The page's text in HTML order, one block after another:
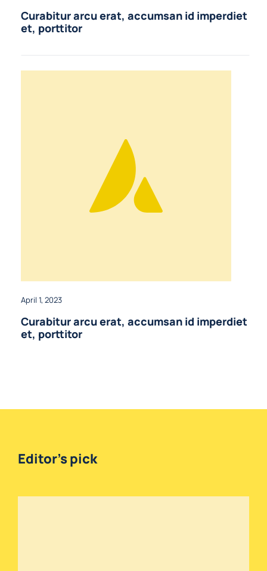
Curabitur arcu erat, accumsan id imperdiet
et, porttitor
April 1, 2023
Curabitur arcu erat, accumsan id imperdiet
et, porttitor
Editor’s pick